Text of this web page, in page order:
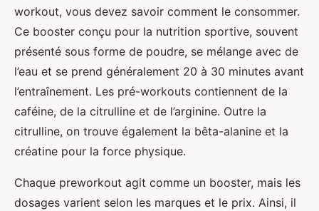
workout, vous devez savoir comment le consommer.
Ce booster conçu pour la nutrition sportive, souvent
présenté sous forme de poudre, se mélange avec de
l’eau et se prend généralement 20 à 30 minutes avant
l’entraînement. Les pré-workouts contiennent de la
caféine, de la citrulline et de l’arginine. Outre la
citrulline, on trouve également la bêta-alanine et la
créatine pour la force physique.
Chaque preworkout agit comme un booster, mais les
dosages varient selon les marques et le prix. Ainsi, il